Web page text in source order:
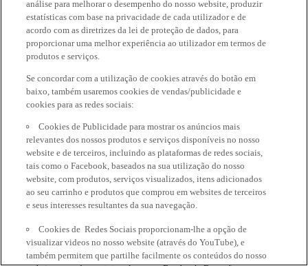
análise para melhorar o desempenho do nosso website, produzir
estatísticas com base na privacidade de cada utilizador e de
acordo com as diretrizes da lei de proteção de dados, para
proporcionar uma melhor experiência ao utilizador em termos de
produtos e serviços.
Se concordar com a utilização de cookies através do botão em
baixo, também usaremos cookies de vendas/publicidade e
cookies para as redes sociais:
Cookies de Publicidade para mostrar os anúncios mais
relevantes dos nossos produtos e serviços disponíveis no nosso
website e de terceiros, incluindo as plataformas de redes sociais,
tais como o Facebook, baseados na sua utilização do nosso
website, com produtos, serviços visualizados, itens adicionados
ao seu carrinho e produtos que comprou em websites de terceiros
e seus interesses resultantes da sua navegação.
Cookies de Redes Sociais proporcionam-lhe a opção de
visualizar videos no nosso website (através do YouTube), e
também permitem que partilhe facilmente os conteúdos do nosso